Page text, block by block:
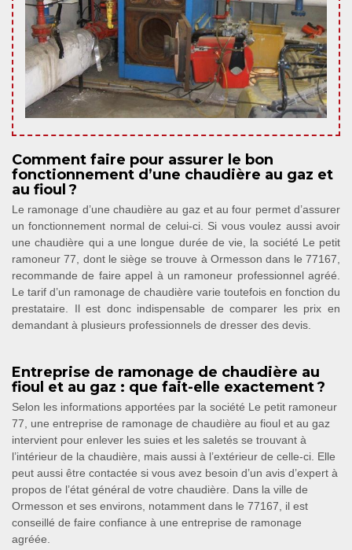
Comment faire pour assurer le bon
fonctionnement d’une chaudière au gaz et
au fioul ?
Le ramonage d’une chaudière au gaz et au four permet d’assurer
un fonctionnement normal de celui-ci. Si vous voulez aussi avoir
une chaudière qui a une longue durée de vie, la société Le petit
ramoneur 77, dont le siège se trouve à Ormesson dans le 77167,
recommande de faire appel à un ramoneur professionnel agréé.
Le tarif d’un ramonage de chaudière varie toutefois en fonction du
prestataire. Il est donc indispensable de comparer les prix en
demandant à plusieurs professionnels de dresser des devis.
Entreprise de ramonage de chaudière au
fioul et au gaz : que fait-elle exactement ?
Selon les informations apportées par la société Le petit ramoneur
77, une entreprise de ramonage de chaudière au fioul et au gaz
intervient pour enlever les suies et les saletés se trouvant à
l’intérieur de la chaudière, mais aussi à l’extérieur de celle-ci. Elle
peut aussi être contactée si vous avez besoin d’un avis d’expert à
propos de l’état général de votre chaudière. Dans la ville de
Ormesson et ses environs, notamment dans le 77167, il est
conseillé de faire confiance à une entreprise de ramonage
agréée.